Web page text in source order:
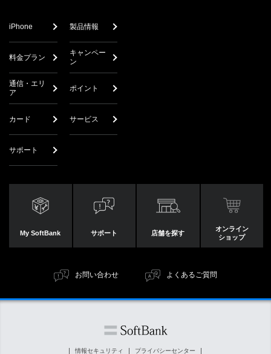
iPhone 製品情報
料金プラン
キャンペー
ン
通信・エリ
ア
ポイント
カード サービス
サポート
My SoftBank サポート 店舗を探す
オンライン
ショップ
お問い合わせ よくあるご質問
情報セキュリティ プライバシーセンター